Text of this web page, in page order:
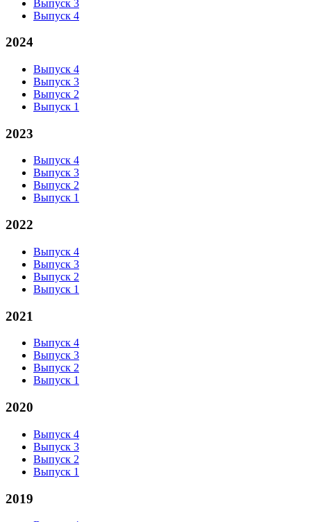
Выпуск 3
Выпуск 4
2024
Выпуск 4
Выпуск 3
Выпуск 2
Выпуск 1
2023
Выпуск 4
Выпуск 3
Выпуск 2
Выпуск 1
2022
Выпуск 4
Выпуск 3
Выпуск 2
Выпуск 1
2021
Выпуск 4
Выпуск 3
Выпуск 2
Выпуск 1
2020
Выпуск 4
Выпуск 3
Выпуск 2
Выпуск 1
2019